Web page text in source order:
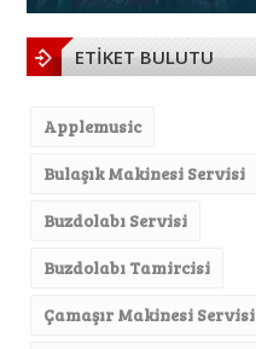
ETİKET BULUTU
Applemusic
Bulaşık Makinesi Servisi
Buzdolabı Servisi
Buzdolabı Tamircisi
Çamaşır Makinesi Servisi